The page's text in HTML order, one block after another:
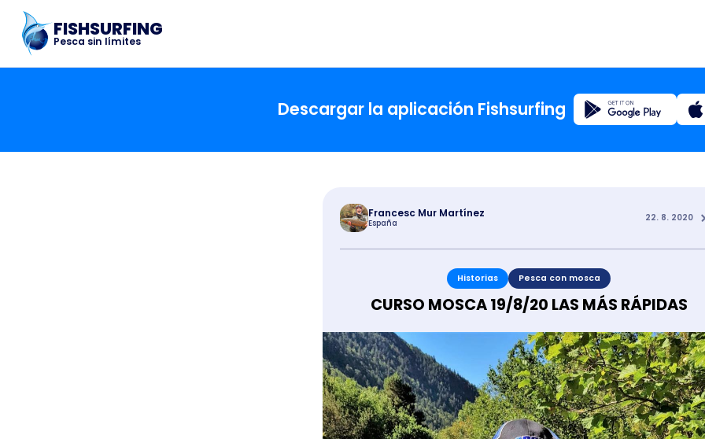
FISHSURFING
Pesca sin límites
Inicio
Acerca
Descargar la aplicación Fishsurfing
Francesc Mur Martínez
España 22. 8. 2020
Historias Pesca con mosca
CURSO MOSCA 19/8/20 LAS MÁS RÁPIDAS